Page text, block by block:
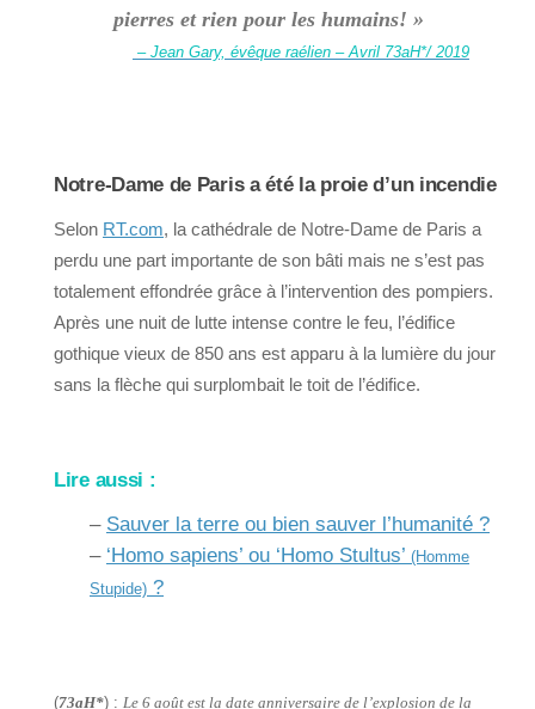
pierres et rien pour les humains! »
– Jean Gary, évêque raélien – Avril 73aH*/ 2019
Notre-Dame de Paris a été la proie d’un incendie
Selon RT.com, la cathédrale de Notre-Dame de Paris a
perdu une part importante de son bâti mais ne s’est pas
totalement effondrée grâce à l’intervention des pompiers.
Après une nuit de lutte intense contre le feu, l’édifice
gothique vieux de 850 ans est apparu à la lumière du jour
sans la flèche qui surplombait le toit de l’édifice.
Lire aussi :
– Sauver la terre ou bien sauver l’humanité ?
– ‘Homo sapiens’ ou ‘Homo Stultus’ (Homme
Stupide) ?
(73aH*) : Le 6 août est la date anniversaire de l’explosion de la